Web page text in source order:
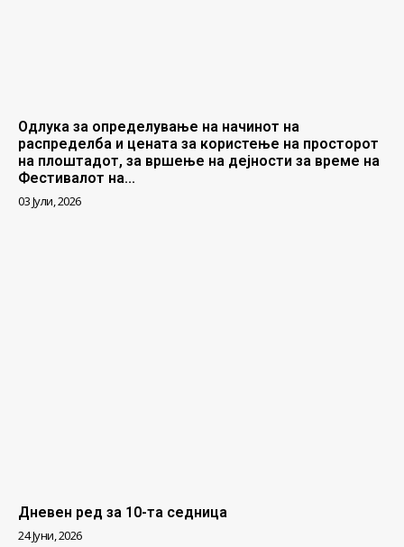
Одлука за определување на начинот на
распределба и цената за користење на просторот
на плоштадот, за вршење на дејности за време на
Фестивалот на...
03 Јули, 2026
Дневен ред за 10-та седница
24 Јуни, 2026